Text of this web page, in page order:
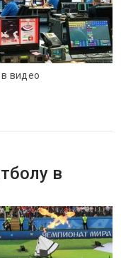
видео
в